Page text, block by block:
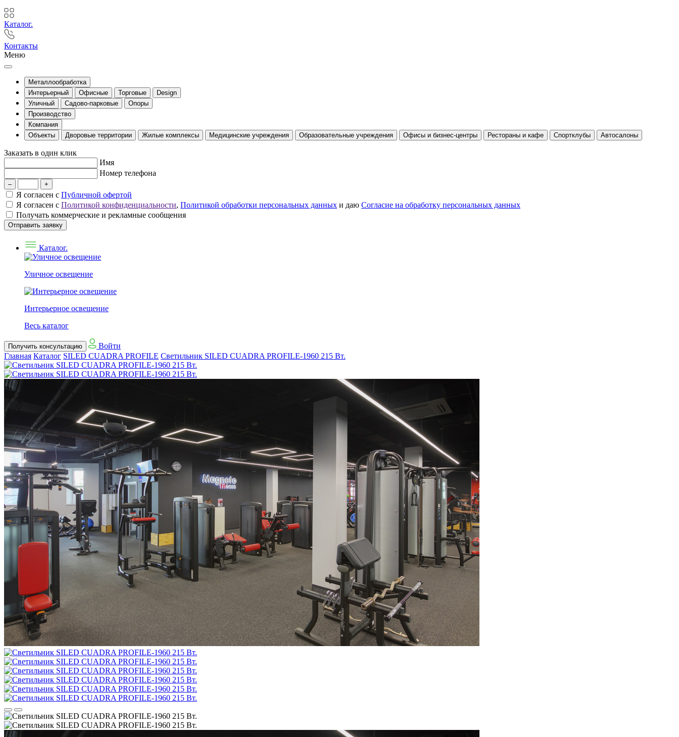
Каталог.
Контакты
Меню
Металлообработка
Интерьерный
Офисные Торговые
Design
Уличный
Садово-парковые
Опоры
Производство
Компания
Объекты
Дворовые территории Жилые комплексы Медицинские учреждения Образовательные учреждения Офисы и бизнес-центры Рестораны и кафе Спортклубы Автосалоны
Заказать в один клик
Имя
Номер телефона
– +
Я согласен с Публичной офертой
Я согласен с Политикой конфиденциальности, Политикой обработки персональных данных и даю Согласие на обработку персональных данных
Получать коммерческие и рекламные сообщения
Отправить заявку
Каталог.
Уличное освещение
Интерьерное освещение
Весь каталог
Получить консультацию
Войти
Главная Каталог SILED CUADRA PROFILE Светильник SILED CUADRA PROFILE-1960 215 Вт.